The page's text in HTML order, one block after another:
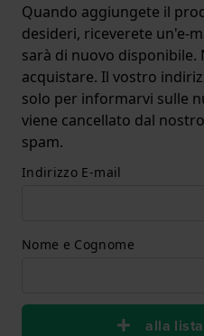
Quando aggiungete il
desideri, riceverete un'e-
sarà di nuovo disponibile.
acquistare. Il vostro
solo per informarvi sulle
viene cancellato dal
spam.
Indirizzo E-mail
Nome e Cognome
alla